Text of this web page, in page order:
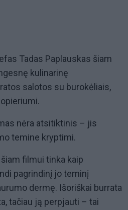
Tadas Paplauskas šiam
kulinarinę
salotos su burokėliais,
nėra atsitiktinis – jis
temine kryptimi.
filmui tinka kaip
pagrindinį jo teminį
dermę. Išoriškai burrata
tačiau ją perpjauti – tai